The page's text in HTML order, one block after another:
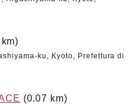
ku, Kyoto, Prefettura di
(0.07 km)